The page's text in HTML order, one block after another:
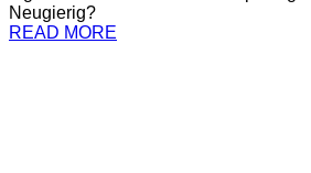
Neugierig?
READ MORE